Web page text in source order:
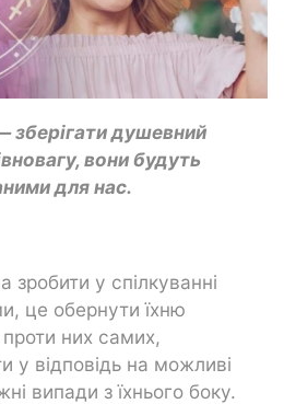
зберігати душевний
вони будуть
для нас.
у спілкуванні
це обернути їхню
них самих,
у відповідь на можливі
випади з їхнього боку.